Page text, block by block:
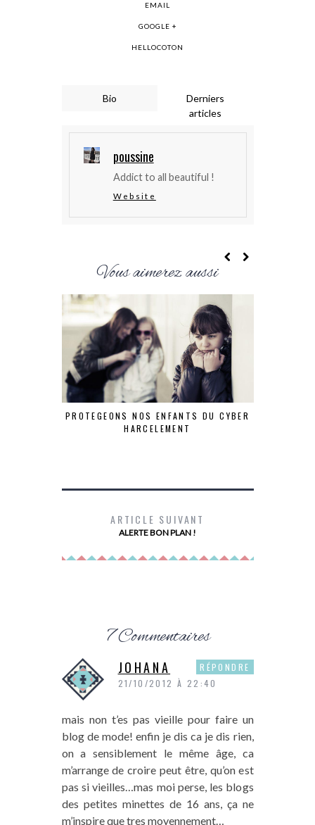
EMAIL
GOOGLE +
HELLOCOTON
Bio
Derniers
articles
poussine
Addict to all beautiful !
Website
Vous aimerez aussi
PROTEGEONS NOS ENFANTS DU CYBER
HARCELEMENT
ARTICLE SUIVANT
ALERTE BON PLAN !
7 Commentaires
JOHANA
21/10/2012 À 22:40
mais non t’es pas vieille pour faire un
blog de mode! enfin je dis ca je dis rien,
on a sensiblement le même âge, ca
m’arrange de croire peut être, qu’on est
pas si vieilles…mas moi perse, les blogs
des petites minettes de 16 ans, ça ne
m’inspire que tres moyennement…
RÉPONDRE